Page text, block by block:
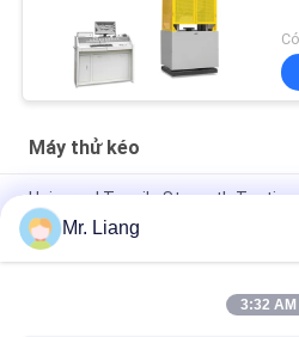
Máy thử kéo
Universal Tensile Strength
Software Control System
Máy thử độ bền kéo cao và thấp
Keo lột độ bền kéo Tester Máy /
Mr. Liang
3:32 AM